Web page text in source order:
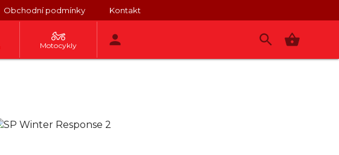
Obchodní podmínky Kontakt
Motocykly